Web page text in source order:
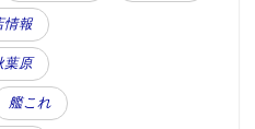
情報
葉原
艦これ